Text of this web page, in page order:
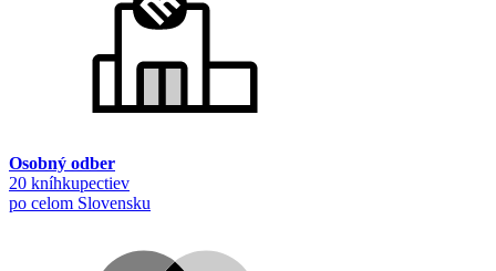
Osobný odber
20 kníhkupectiev
po celom Slovensku